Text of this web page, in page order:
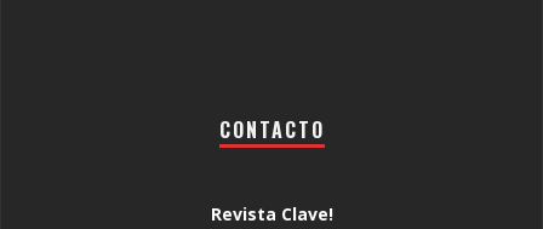
CONTACTO
Revista Clave!